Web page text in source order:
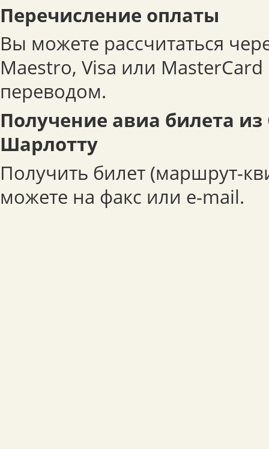
Перечисление оплаты
Вы можете рассчитаться
Maestro, Visa или
переводом.
Получение авиа билета
Шарлотту
Получить билет (маршрут-
можете на факс или e-mail.